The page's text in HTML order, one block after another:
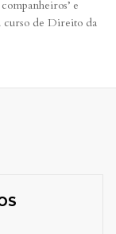
e
curso de Direito da